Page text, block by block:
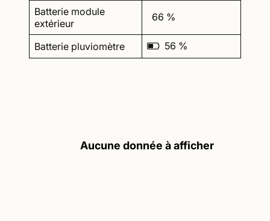
Batterie module
extérieur
66 %
Batterie pluviomètre 56 %
Aucune donnée à afficher